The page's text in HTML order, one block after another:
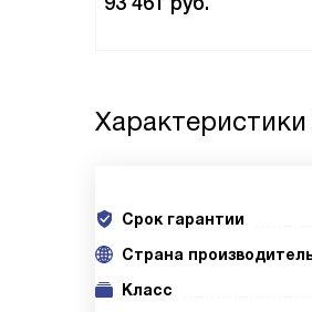
Характеристики
Срок гарантии
Cтрана
Класс